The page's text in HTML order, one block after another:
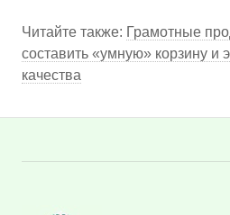
Читайте также: Грамотные
составить «умную» корзину и
качества